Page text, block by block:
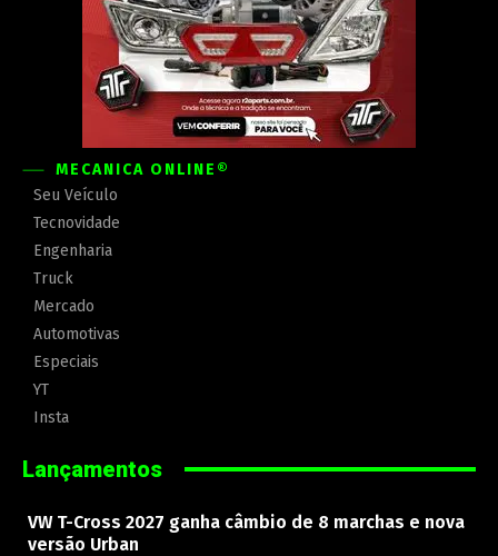
MECÂNICA ONLINE®
Seu Veículo
Tecnovidade
Engenharia
Truck
Mercado
Automotivas
Especiais
YT
Insta
Lançamentos
VW T-Cross 2027 ganha câmbio de 8 marchas e nova
versão Urban